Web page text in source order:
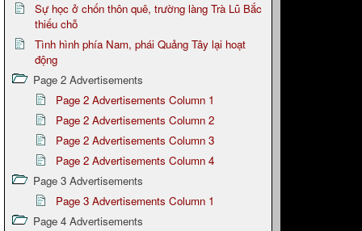
Sự học ở chốn thôn quê, trường làng Trà Lũ Bắc
thiếu chỗ
Tình hình phía Nam, phái Quảng Tây lại hoạt
động
Page 2 Advertisements
Page 2 Advertisements Column 1
Page 2 Advertisements Column 2
Page 2 Advertisements Column 3
Page 2 Advertisements Column 4
Page 3 Advertisements
Page 3 Advertisements Column 1
Page 4 Advertisements